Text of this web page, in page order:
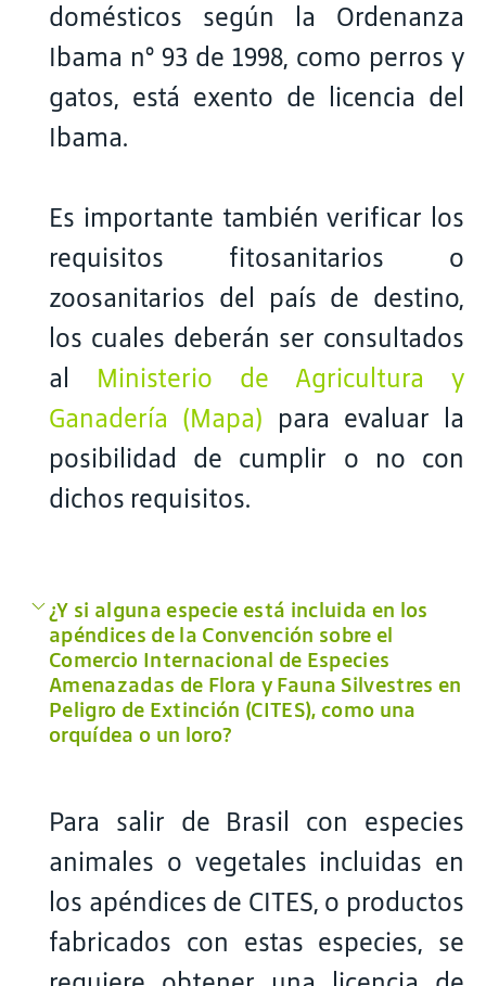
domésticos según la Ordenanza
Ibama n° 93 de 1998, como perros y
gatos, está exento de licencia del
Ibama.
Es importante también verificar los
requisitos fitosanitarios o
zoosanitarios del país de destino,
los cuales deberán ser consultados
al Ministerio de Agricultura y
Ganadería (Mapa) para evaluar la
posibilidad de cumplir o no con
dichos requisitos.
¿Y si alguna especie está incluida en los
apéndices de la Convención sobre el
Comercio Internacional de Especies
Amenazadas de Flora y Fauna Silvestres en
Peligro de Extinción (CITES), como una
orquídea o un loro?
Para salir de Brasil con especies
animales o vegetales incluidas en
los apéndices de CITES, o productos
fabricados con estas especies, se